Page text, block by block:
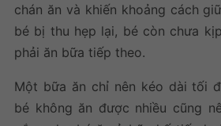
chán ăn và khiến khoảng cách
bé bị thu hẹp lại, bé còn chưa
phải ăn bữa tiếp theo.
Một bữa ăn chỉ nên kéo dài tối
bé không ăn được nhiều cũng